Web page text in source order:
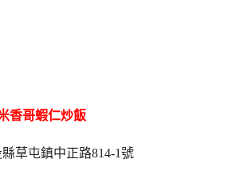
香哥蝦仁炒飯
草屯鎮中正路814-1號